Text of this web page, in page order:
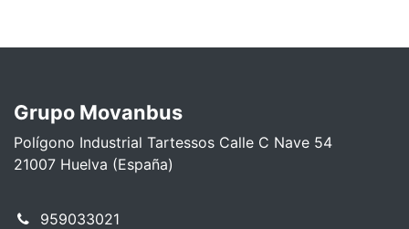
Grupo Movanbus
Polígono Industrial Tartessos Calle C Nave 54
21007 Huelva (España)
959033021